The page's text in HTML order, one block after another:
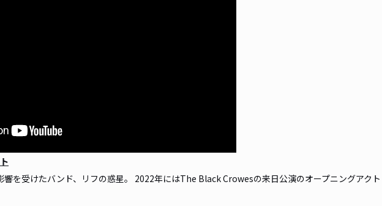
響を受けたバンド、リフの惑星。 2022年にはThe Black Crowesの来日公演のオープニングアクト